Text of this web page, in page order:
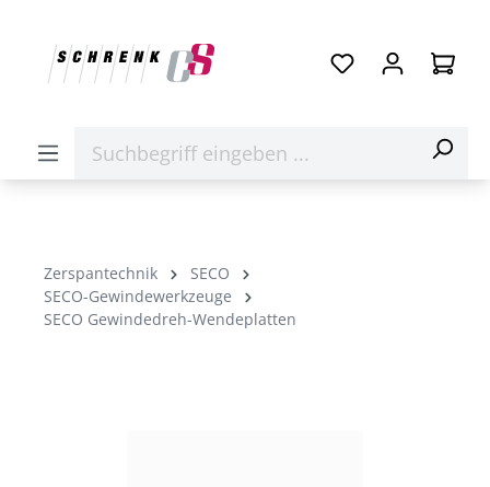
Zerspantechnik
SECO
SECO-Gewindewerkzeuge
SECO Gewindedreh-Wendeplatten